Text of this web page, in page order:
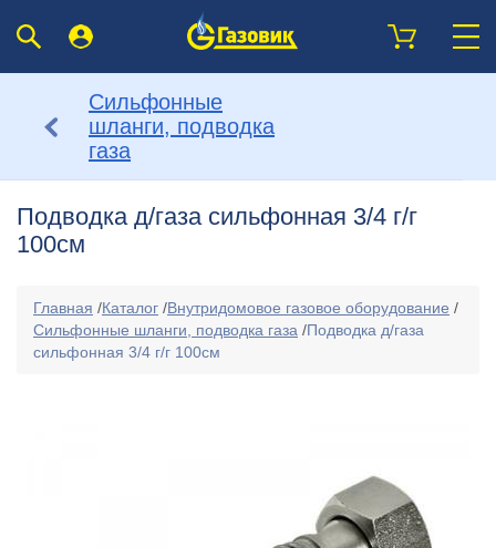
Сильфонные
шланги, подводка
газа
Подводка д/газа сильфонная 3/4 г/г
100см
Главная /Каталог /Внутридомовое газовое оборудование /
Сильфонные шланги, подводка газа /Подводка д/газа
сильфонная 3/4 г/г 100см